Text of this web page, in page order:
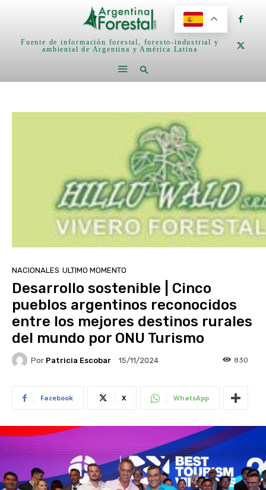
Fuente de información forestal, foresto-industrial y
ambiental de Argentina y América Latina
NACIONALES ULTIMO MOMENTO
Desarrollo sostenible | Cinco
pueblos argentinos reconocidos
entre los mejores destinos rurales
del mundo por ONU Turismo
Por Patricia Escobar 15/11/2024 830
Facebook X WhatsApp